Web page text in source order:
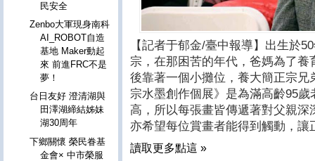
【記者于郁金/臺中報導】出生於
宗，在那困苦的年代，爸媽為了
後靠著一個小攤位，養大簡正宗
宗水墨創作個展》是為滿高齡95
高，所以每張畫皆傳遞著對父親
亦希望每位賞畫者能得到觸動，讓
讀取更多點這 »
民安全
Zenbo大軍現身南科
AI_ROBOT自造
基地 Maker動起
來 前進FRC不是
夢！
台日友好 澄清湖與
田澤湖締結姊妹
湖30周年
下鄉關懷 榮民眷基
金會× 中市榮服